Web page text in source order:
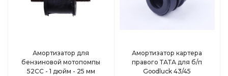
Амортизатор для
бензиновой мотопомпы
52СС - 1 дюйм - 25 мм
Амортизатор картера
правого ТАТА для б/п
Goodluck 43/45